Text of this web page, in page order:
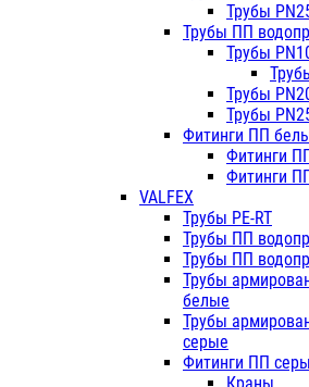
Трубы
Трубы ПП
Трубы
Трубы
Трубы
Фитинги ПП
Фитинги
Фитинги
VALFEX
Трубы PE-RT
Трубы ПП
Трубы ПП
Трубы
белые
Трубы
серые
Фитинги ПП